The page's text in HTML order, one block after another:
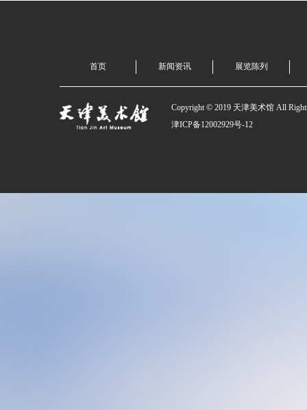
首页 新闻资讯 展览陈列
Copyright © 2019 天津美术馆 All
津ICP备12002929号-12